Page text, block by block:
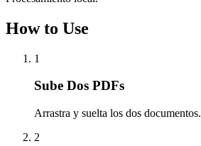
How to Use
1
Sube Dos PDFs
Arrastra y suelta los dos documentos.
2